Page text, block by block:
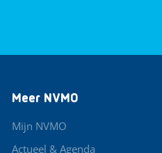
Meer NVMO
Mijn NVMO
Actueel & Agenda